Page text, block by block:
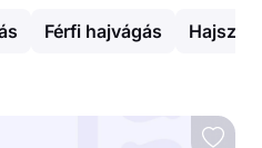
Férfi hajvágás